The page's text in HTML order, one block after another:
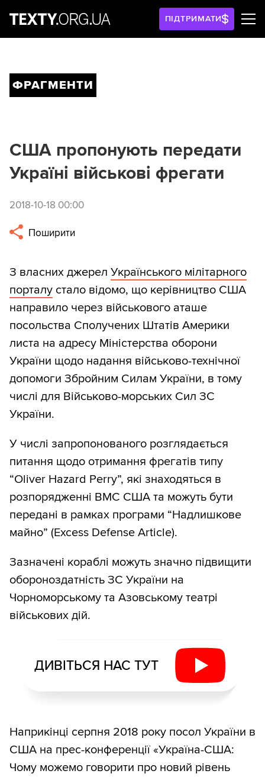
ПІДТРИМАТИ
ФРАГМЕНТИ
США пропонують передати
Україні військові фрегати
2018-10-18 00:00
Поширити
З власних джерел Українського мілітарного
порталу стало відомо, що керівництво США
направило через військового аташе
посольства Сполучених Штатів Америки
листа на адресу Міністерства оборони
України щодо надання військово-технічної
допомоги Збройним Силам України, в тому
числі для Військово-морських Сил ЗС
України.
У числі запропонованого розглядається
питання щодо отримання фрегатів типу
“Oliver Hazard Perry”, які знаходяться в
розпорядженні ВМС США та можуть бути
передані в рамках програми “Надлишкове
майно” (Excess Defense Article).
Зазначені кораблі можуть значно підвищити
обороноздатність ЗС України на
Чорноморському та Азовському театрі
військових дій.
ДИВІТЬСЯ НАС ТУТ
Наприкінці серпня 2018 року посол України в
США на прес-конференції «Україна-США:
Чому можемо говорити про новий рівень